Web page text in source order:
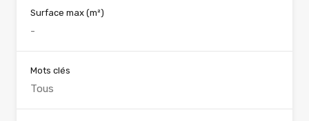
Surface max (m²)
Mots clés